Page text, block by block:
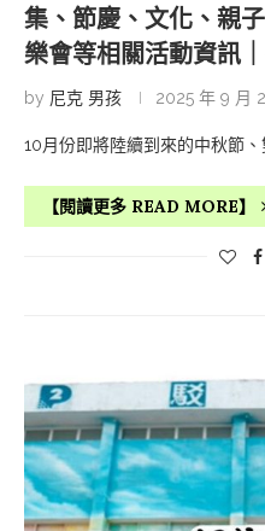
集、節慶、文化、親
樂會等相關活動資訊
by 尼克 男孩 2025 年 9 月
10月份即將陸續到來的中秋節、
【閱讀更多 READ MORE】